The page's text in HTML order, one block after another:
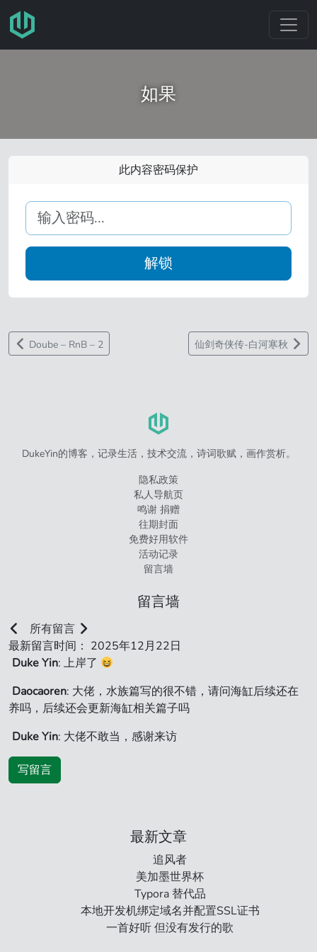
跳转至主要内容
如果
此内容密码保护
解锁
Doube – RnB – 2 仙剑奇侠传-白河寒秋
DukeYin的博客，记录生活，技术交流，诗词歌赋，画作赏析。
隐私政策
私人导航页
鸣谢 捐赠
往期封面
免费好用软件
活动记录
留言墙
留言墙
所有留言
最新留言时间： 2025年12月22日
Duke Yin: 上岸了
Daocaoren: 大佬，水族篇写的很不错，请问海缸后续还在
养吗，后续还会更新海缸相关篇子吗
Duke Yin: 大佬不敢当，感谢来访
写留言
最新文章
追风者
美加墨世界杯
Typora 替代品
本地开发机绑定域名并配置SSL证书
一首好听 但没有发行的歌